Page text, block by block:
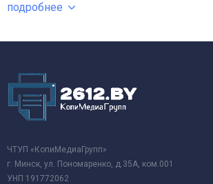
подробнее
ЧТУП «КопиМедиаГрупп»
г. Минск, ул. Пономаренко, д.35А, ком.001
УНП 191772062